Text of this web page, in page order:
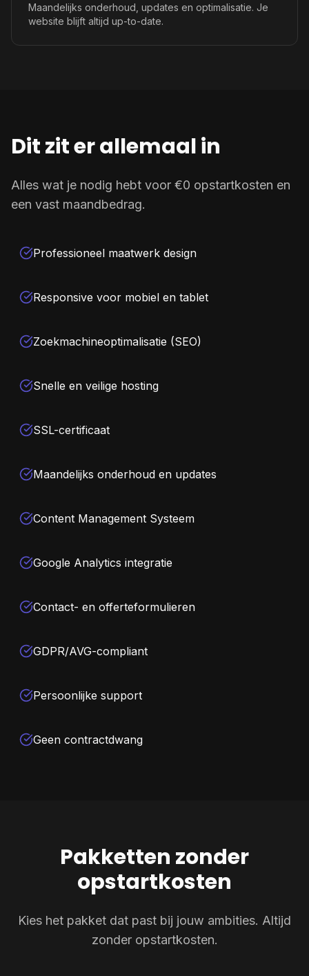
Maandelijks onderhoud, updates en optimalisatie. Je
website blijft altijd up-to-date.
Dit zit er allemaal in
Alles wat je nodig hebt voor €0 opstartkosten en
een vast maandbedrag.
Professioneel maatwerk design
Responsive voor mobiel en tablet
Zoekmachineoptimalisatie (SEO)
Snelle en veilige hosting
SSL-certificaat
Maandelijks onderhoud en updates
Content Management Systeem
Google Analytics integratie
Contact- en offerteformulieren
GDPR/AVG-compliant
Persoonlijke support
Geen contractdwang
Pakketten zonder
opstartkosten
Kies het pakket dat past bij jouw ambities. Altijd
zonder opstartkosten.